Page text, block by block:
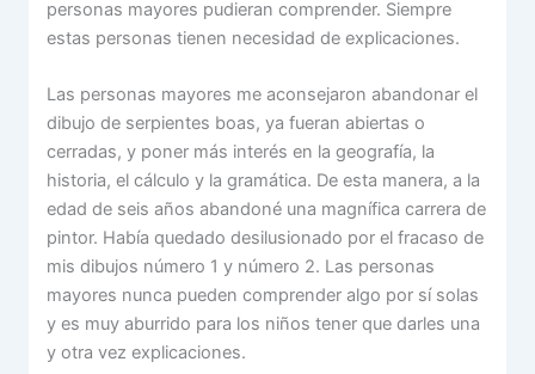
personas mayores pudieran comprender. Siempre
estas personas tienen necesidad de explicaciones.
Las personas mayores me aconsejaron abandonar el
dibujo de serpientes boas, ya fueran abiertas o
cerradas, y poner más interés en la geografía, la
historia, el cálculo y la gramática. De esta manera, a la
edad de seis años abandoné una magnífica carrera de
pintor. Había quedado desilusionado por el fracaso de
mis dibujos número 1 y número 2. Las personas
mayores nunca pueden comprender algo por sí solas
y es muy aburrido para los niños tener que darles una
y otra vez explicaciones.